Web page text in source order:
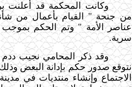
وكانت المحكمة قد أعلنت
من جنحة " القيام بأعمال من
عناصر الأمة " وتم الحكم بموجب
سرية.
وقد ذكر المحامي نجيب
نتوقع صدور حكم بإدانة البعض
الاجتماع وإنشاء منتديات في